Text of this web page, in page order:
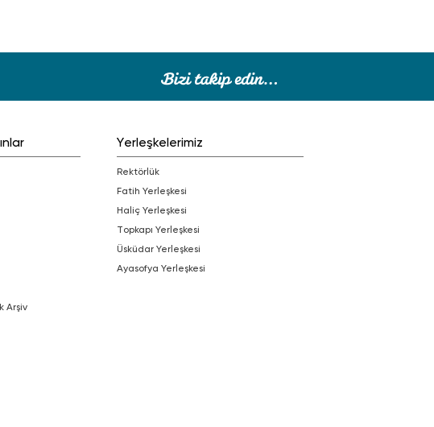
Arşiv
Yerleşkelerimiz
Rektörlük
Fatih Yerleşkesi
Haliç Yerleşkesi
Topkapı Yerleşkesi
Üsküdar Yerleşkesi
Ayasofya Yerleşkesi